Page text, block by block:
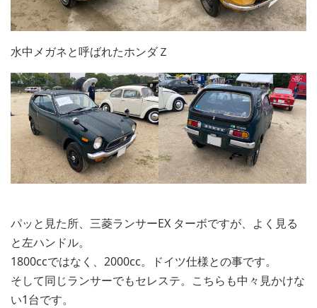
水中メガネと呼ばれたホンダＺ
パッと見た所、三菱ランサーEX ターボですが、よく見る
と左ハンドル。
1800ccではなく、2000cc。ドイツ仕様との事です。
そして同じランサーでもセレステ。こちらも中々見かけな
い1台です。